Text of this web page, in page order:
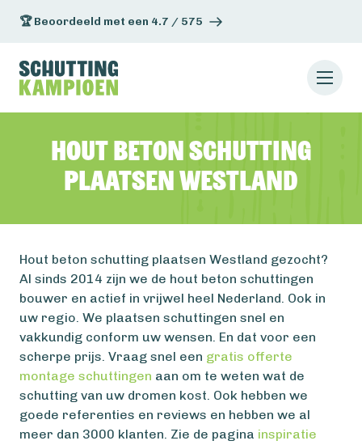
🏆 Beoordeeld met een 4.7 / 575
Hout beton schutting
plaatsen Westland
Hout beton schutting plaatsen Westland gezocht?
Al sinds 2014 zijn we de hout beton schuttingen
bouwer en actief in vrijwel heel Nederland. Ook in
uw regio. We plaatsen schuttingen snel en
vakkundig conform uw wensen. En dat voor een
scherpe prijs. Vraag snel een gratis offerte
montage schuttingen aan om te weten wat de
schutting van uw dromen kost. Ook hebben we
goede referenties en reviews en hebben we al
meer dan 3000 klanten. Zie de pagina inspiratie